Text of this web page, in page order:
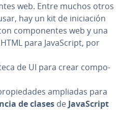
web. Entre muchos otros
hay un kit de ini­cia­ción
co­m­po­ne­n­tes web y una
para Ja­va­S­cri­pt, por
de UI para crear co­m­po­
ampliadas para
de clases de Ja­va­S­cri­pt